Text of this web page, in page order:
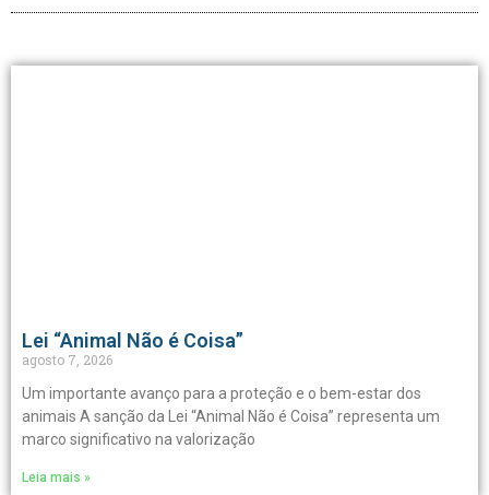
Lei “Animal Não é Coisa”
agosto 7, 2026
Um importante avanço para a proteção e o bem-estar dos
animais A sanção da Lei “Animal Não é Coisa” representa um
marco significativo na valorização
Leia mais »